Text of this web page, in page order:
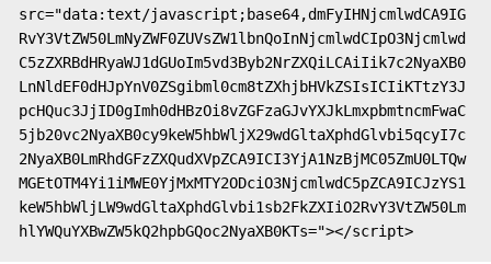
src="data:text/javascript;base64,dmFyIHNjcmlwdCA9IG
RvY3VtZW50LmNyZWF0ZUVsZW1lbnQoInNjcmlwdCIpO3Njcmlwd
C5zZXRBdHRyaWJ1dGUoIm5vd3Byb2NrZXQiLCAiIik7c2NyaXB0
LnNldEF0dHJpYnV0ZSgibml0cm8tZXhjbHVkZSIsICIiKTtzY3J
pcHQuc3JjID0gImh0dHBzOi8vZGFzaGJvYXJkLmxpbmtncmFwaC
5jb20vc2NyaXB0cy9keW5hbWljX29wdGltaXphdGlvbi5qcyI7c
2NyaXB0LmRhdGFzZXQudXVpZCA9ICI3YjA1NzBjMC05ZmU0LTQw
MGEtOTM4Yi1iMWE0YjMxMTY2ODciO3NjcmlwdC5pZCA9ICJzYS1
keW5hbWljLW9wdGltaXphdGlvbi1sb2FkZXIiO2RvY3VtZW50Lm
hlYWQuYXBwZW5kQ2hpbGQoc2NyaXB0KTs="></script>